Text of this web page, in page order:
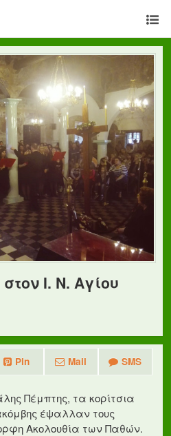
Ι. Ν. Αγίου
Pin Mail SMS
Πέμπτης, τα κορίτσια
έψαλλαν τους
Ακολουθία των Παθών.